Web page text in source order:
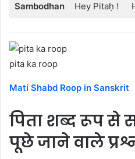
Sambodhan Hey Pitaḥ !
pita ka roop
Mati Shabd Roop in Sanskrit
पिता शब्द रूप से
पूछे जाने वाले